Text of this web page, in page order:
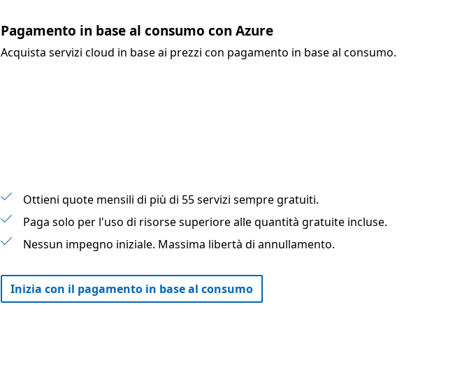
Pagamento in base al consumo con Azure
Acquista servizi cloud in base ai prezzi con pagamento in base al consumo.
Ottieni quote mensili di più di 55 servizi sempre gratuiti.
Paga solo per l'uso di risorse superiore alle quantità gratuite incluse.
Nessun impegno iniziale. Massima libertà di annullamento.
Inizia con il pagamento in base al consumo